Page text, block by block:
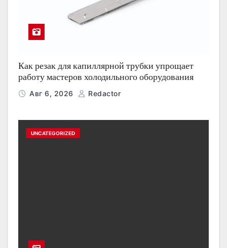
Как резак для капиллярной трубки упрощает
работу мастеров холодильного оборудования
Авг 6, 2026 Redactor
UNCATEGORIZED